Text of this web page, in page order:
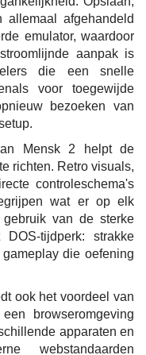
allemaal afgehandeld
emulator, waardoor
aanpak is
die een snelle
voor toegewijde
bezoeken van
Mensk 2 helpt de
richten. Retro visuals,
controleschema's
wat er op elk
van de sterke
tijdperk: strakke
die oefening
ook het voordeel van
browseromgeving
apparaten en
webstandaarden